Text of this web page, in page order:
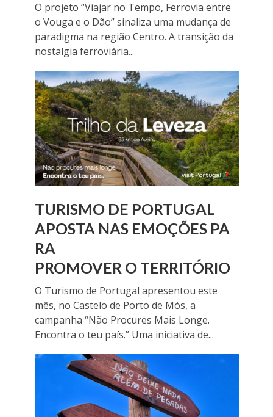
O projeto “Viajar no Tempo, Ferrovia entre
o Vouga e o Dão” sinaliza uma mudança de
paradigma na região Centro. A transição da
nostalgia ferroviária...
TURISMO DE PORTUGAL
APOSTA NAS EMOÇÕES PA
RA
PROMOVER O TERRITÓRIO
O Turismo de Portugal apresentou este
mês, no Castelo de Porto de Mós, a
campanha “Não Procures Mais Longe.
Encontra o teu país.” Uma iniciativa de...